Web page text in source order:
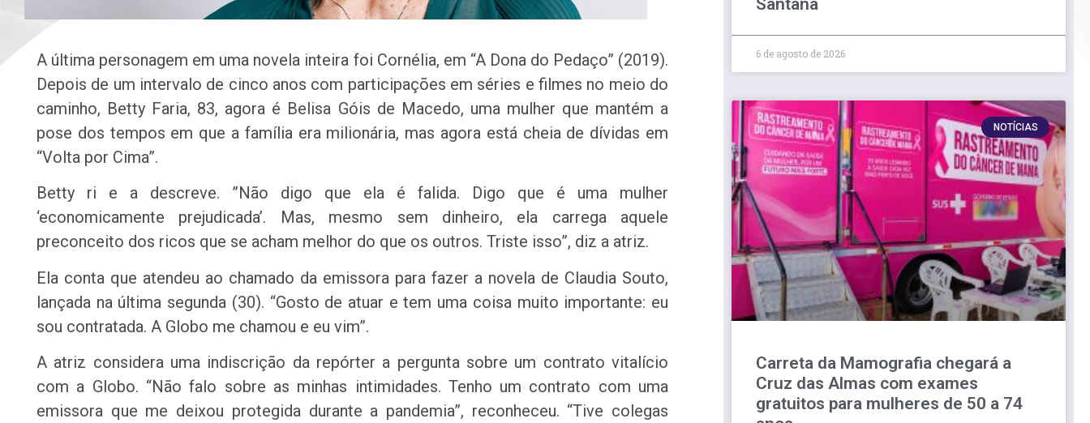
A última personagem em uma novela inteira foi Cornélia, em “A Dona do Pedaço” (2019).
Depois de um intervalo de cinco anos com participações em séries e filmes no meio do
caminho, Betty Faria, 83, agora é Belisa Góis de Macedo, uma mulher que mantém a
pose dos tempos em que a família era milionária, mas agora está cheia de dívidas em
“Volta por Cima”.
Betty ri e a descreve. ”Não digo que ela é falida. Digo que é uma mulher
‘economicamente prejudicada’. Mas, mesmo sem dinheiro, ela carrega aquele
preconceito dos ricos que se acham melhor do que os outros. Triste isso”, diz a atriz.
Ela conta que atendeu ao chamado da emissora para fazer a novela de Claudia Souto,
lançada na última segunda (30). “Gosto de atuar e tem uma coisa muito importante: eu
sou contratada. A Globo me chamou e eu vim”.
A atriz considera uma indiscrição da repórter a pergunta sobre um contrato vitalício
com a Globo. “Não falo sobre as minhas intimidades. Tenho um contrato com uma
emissora que me deixou protegida durante a pandemia”, reconheceu. “Tive colegas
Santana
6 de agosto de 2026
NOTÍCIAS
Carreta da Mamografia chegará a
Cruz das Almas com exames
gratuitos para mulheres de 50 a 74